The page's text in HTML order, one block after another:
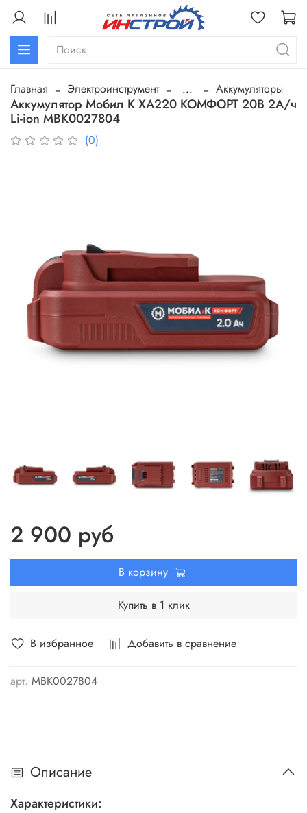
Главная Электроинструмент ... Аккумуляторы
Аккумулятор Мобил К ХА220 КОМФОРТ 20В 2А/ч
Li-ion МВК0027804
(0)
В избранное Добавить в сравнение
арт. МВК0027804
2 900 руб
В корзину
Купить в 1 клик
Описание
Характеристики: